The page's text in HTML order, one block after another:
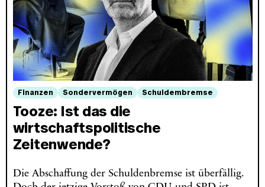
Finanzen Sondervermögen Schuldembremse
Tooze: Ist das die
wirtschaftspolitische
Zeitenwende?
Die Abschaffung der Schuldenbremse ist überfällig.